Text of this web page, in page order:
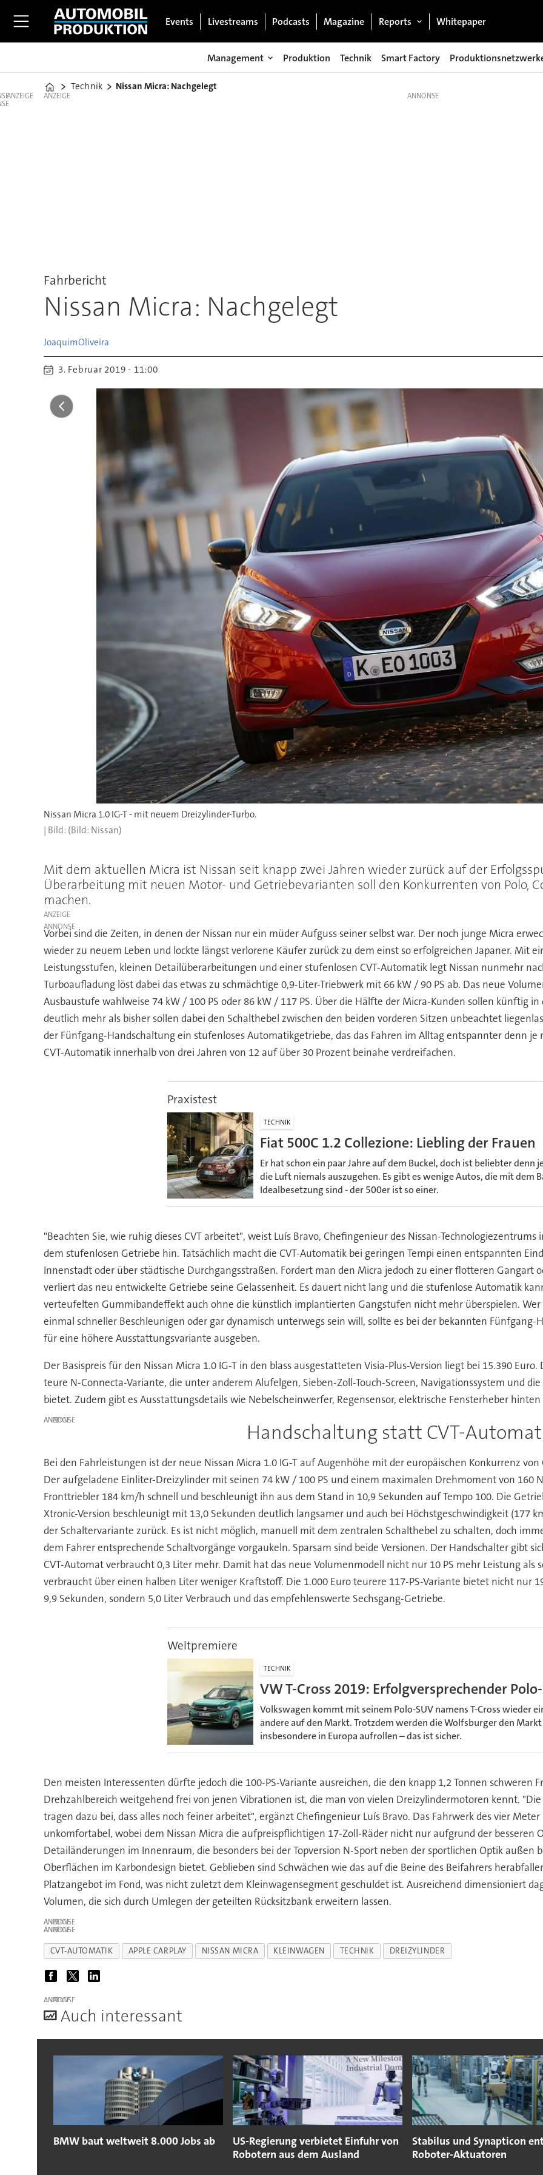
Events Livestreams Podcasts Magazine Reports Whitepaper
Management Produktion Technik Smart Factory
Home
Technik Nissan Micra: Nachgelegt
ANZEIGE ANZEIGE
Fahrbericht
Nissan Micra: Nachgelegt
JoaquimOliveira
3. Februar 2019 - 11:00
Nissan Micra 1.0 IG-T - mit neuem Dreizylinder-Turbo.
(Bild: Nissan)
Mit dem aktuellen Micra ist Nissan seit knapp zwei Jahren wieder zurück auf der
Überarbeitung mit neuen Motor- und Getriebevarianten soll den Konkurrenten von Polo,
machen.
ANZEIGE
Vorbei sind die Zeiten, in denen der Nissan nur ein müder Aufguss seiner selbst war. Der noch junge Micra
wieder zu neuem Leben und lockte längst verlorene Käufer zurück zu dem einst so erfolgreichen Japaner. Mit
Leistungsstufen, kleinen Detailüberarbeitungen und einer stufenlosen CVT-Automatik legt Nissan nunmehr
Turboaufladung löst dabei das etwas zu schmächtige 0,9-Liter-Triebwerk mit 66 kW / 90 PS ab. Das neue
Ausbaustufe wahlweise 74 kW / 100 PS oder 86 kW / 117 PS. Über die Hälfte der Micra-Kunden sollen künftig
deutlich mehr als bisher sollen dabei den Schalthebel zwischen den beiden vorderen Sitzen unbeachtet
der Fünfgang-Handschaltung ein stufenloses Automatikgetriebe, das das Fahren im Alltag entspannter denn
CVT-Automatik innerhalb von drei Jahren von 12 auf über 30 Prozent beinahe verdreifachen.
Praxistest
TECHNIK
Fiat 500C 1.2 Collezione: Liebling der Frauen
Er hat schon ein paar Jahre auf dem Buckel, doch ist beliebter denn
die Luft niemals auszugehen. Es gibt es wenige Autos, die mit dem
Idealbesetzung sind - der 500er ist so einer.
"Beachten Sie, wie ruhig dieses CVT arbeitet", weist Luís Bravo, Chefingenieur des Nissan-
dem stufenlosen Getriebe hin. Tatsächlich macht die CVT-Automatik bei geringen Tempi einen entspannten
Innenstadt oder über städtische Durchgangsstraßen. Fordert man den Micra jedoch zu einer flotteren Gangart
verliert das neu entwickelte Getriebe seine Gelassenheit. Es dauert nicht lang und die stufenlose Automatik
verteufelten Gummibandeffekt auch ohne die künstlich implantierten Gangstufen nicht mehr überspielen.
einmal schneller Beschleunigen oder gar dynamisch unterwegs sein will, sollte es bei der bekannten Fünfgang-
für eine höhere Ausstattungsvariante ausgeben.
Der Basispreis für den Nissan Micra 1.0 IG-T in den blass ausgestatteten Visia-Plus-Version liegt bei 15.390
teure N-Connecta-Variante, die unter anderem Alufelgen, Sieben-Zoll-Touch-Screen, Navigationssystem und
bietet. Zudem gibt es Ausstattungsdetails wie Nebelscheinwerfer, Regensensor, elektrische Fensterheber
ANZEIGE Handschaltung statt CVT-
Bei den Fahrleistungen ist der neue Nissan Micra 1.0 IG-T auf Augenhöhe mit der europäischen Konkurrenz von
Der aufgeladene Einliter-Dreizylinder mit seinen 74 kW / 100 PS und einem maximalen Drehmoment von 160
Fronttriebler 184 km/h schnell und beschleunigt ihn aus dem Stand in 10,9 Sekunden auf Tempo 100. Die
Xtronic-Version beschleunigt mit 13,0 Sekunden deutlich langsamer und auch bei Höchstgeschwindigkeit (177
der Schaltervariante zurück. Es ist nicht möglich, manuell mit dem zentralen Schalthebel zu schalten, doch
dem Fahrer entsprechende Schaltvorgänge vorgaukeln. Sparsam sind beide Versionen. Der Handschalter gibt
CVT-Automat verbraucht 0,3 Liter mehr. Damit hat das neue Volumenmodell nicht nur 10 PS mehr Leistung
verbraucht über einen halben Liter weniger Kraftstoff. Die 1.000 Euro teurere 117-PS-Variante bietet nicht nur
9,9 Sekunden, sondern 5,0 Liter Verbrauch und das empfehlenswerte Sechsgang-Getriebe.
Weltpremiere
TECHNIK
VW T-Cross 2019: Erfolgversprechender
Volkswagen kommt mit seinem Polo-SUV namens T-Cross wieder
andere auf den Markt. Trotzdem werden die Wolfsburger den
insbesondere in Europa aufrollen – das ist sicher.
Den meisten Interessenten dürfte jedoch die 100-PS-Variante ausreichen, die den knapp 1,2 Tonnen
Drehzahlbereich weitgehend frei von jenen Vibrationen ist, die man von vielen Dreizylindermotoren kennt.
tragen dazu bei, dass alles noch feiner arbeitet", ergänzt Chefingenieur Luís Bravo. Das Fahrwerk des vier
unkomfortabel, wobei dem Nissan Micra die aufpreispflichtigen 17-Zoll-Räder nicht nur aufgrund der besseren
Detailänderungen im Innenraum, die besonders bei der Topversion N-Sport neben der sportlichen Optik außen
Oberflächen im Karbondesign bietet. Geblieben sind Schwächen wie das auf die Beine des Beifahrers
Platzangebot im Fond, was nicht zuletzt dem Kleinwagensegment geschuldet ist. Ausreichend dimensioniert
Volumen, die sich durch Umlegen der geteilten Rücksitzbank erweitern lassen.
ANZEIGE
ANZEIGE
CVT-AUTOMATIK APPLE CARPLAY NISSAN MICRA KLEINWAGEN TECHNIK DREIZYLINDER
ANZEIGE
Auch interessant
BMW baut weltweit 8.000 Jobs ab
US-Regierung verbietet Einfuhr von
Robotern aus dem Ausland
Stabilus und Synapticon
Roboter-Aktuatoren